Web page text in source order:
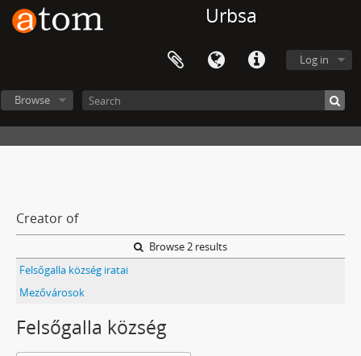
Urbsa
Log in
Browse
Creator of
Browse 2 results
Felsőgalla község iratai
Mezővárosok
Felsőgalla község